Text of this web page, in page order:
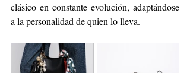
clásico en constante evolución, adaptándose
a la personalidad de quien lo lleva.